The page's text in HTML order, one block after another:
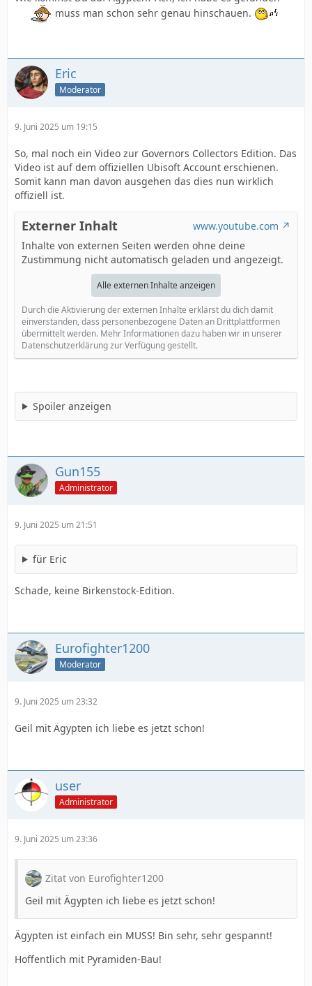
muss man schon sehr genau hinschauen.
Eric
Moderator
9. Juni 2025 um 19:15
So, mal noch ein Video zur Governors Collectors Edition. Das
Video ist auf dem offiziellen Ubisoft Account erschienen.
Somit kann man davon ausgehen das dies nun wirklich
offiziell ist.
Externer Inhalt
www.youtube.com
Inhalte von externen Seiten werden ohne deine
Zustimmung nicht automatisch geladen und angezeigt.
Alle externen Inhalte anzeigen
Durch die Aktivierung der externen Inhalte erklärst du dich damit
einverstanden, dass personenbezogene Daten an Drittplattformen
übermittelt werden. Mehr Informationen dazu haben wir in unserer
Datenschutzerklärung zur Verfügung gestellt.
Spoiler anzeigen
Gun155
Administrator
9. Juni 2025 um 21:51
für Eric
Schade, keine Birkenstock-Edition.
Eurofighter1200
Moderator
9. Juni 2025 um 23:32
Geil mit Ägypten ich liebe es jetzt schon!
user
Administrator
9. Juni 2025 um 23:36
Zitat von Eurofighter1200
Geil mit Ägypten ich liebe es jetzt schon!
Ägypten ist einfach ein MUSS! Bin sehr, sehr gespannt!
Hoffentlich mit Pyramiden-Bau!